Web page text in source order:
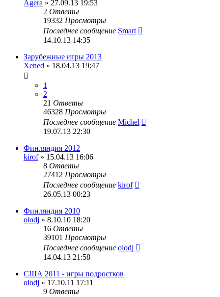
Agera » 27.09.13 19:53
2 Ответы
19332 Просмотры
Последнее сообщение Smart
14.10.13 14:35
Зарубежные игры 2013
Xened » 18.04.13 19:47
1
2
21 Ответы
46328 Просмотры
Последнее сообщение Michel
19.07.13 22:30
Финляндия 2012
kirof» 15.04.13 16:06
8 Ответы
27412 Просмотры
Последнее сообщение kirof
26.05.13 00:23
Финляндия 2010
oiodj » 8.10.10 18:20
16 Ответы
39101 Просмотры
Последнее сообщение oiodj
14.04.13 21:58
США 2011 - игры подростков
oiodj » 17.10.11 17:11
9 Ответы